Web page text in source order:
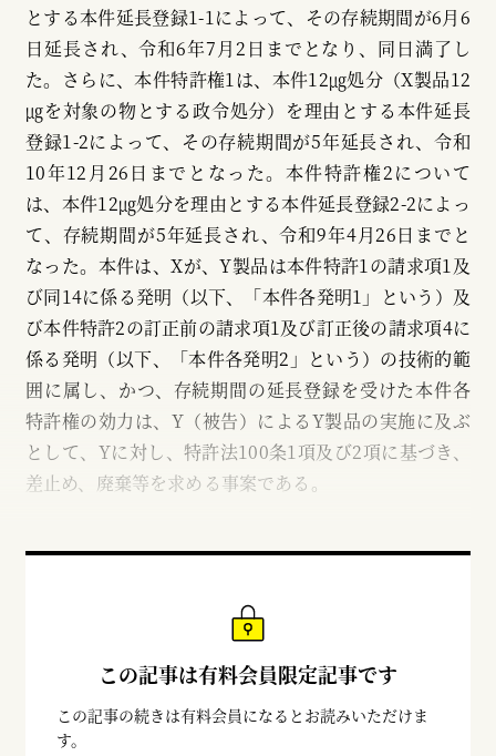
とする本件延長登録1-1によって、その存続期間が6月6
日延長され、令和6年7月2日までとなり、同日満了し
た。さらに、本件特許権1は、本件12㎍処分（X製品12
㎍を対象の物とする政令処分）を理由とする本件延長
登録1-2によって、その存続期間が5年延長され、令和
10年12月26日までとなった。本件特許権2について
は、本件12㎍処分を理由とする本件延長登録2-2によっ
て、存続期間が5年延長され、令和9年4月26日までと
なった。本件は、Xが、Y製品は本件特許1の請求項1及
び同14に係る発明（以下、「本件各発明1」という）及
び本件特許2の訂正前の請求項1及び訂正後の請求項4に
係る発明（以下、「本件各発明2」という）の技術的範
囲に属し、かつ、存続期間の延長登録を受けた本件各
特許権の効力は、Y（被告）によるY製品の実施に及ぶ
として、Yに対し、特許法100条1項及び2項に基づき、
差止め、廃棄等を求める事案である。
この記事は有料会員限定記事です
この記事の続きは有料会員になるとお読みいただけま
す。